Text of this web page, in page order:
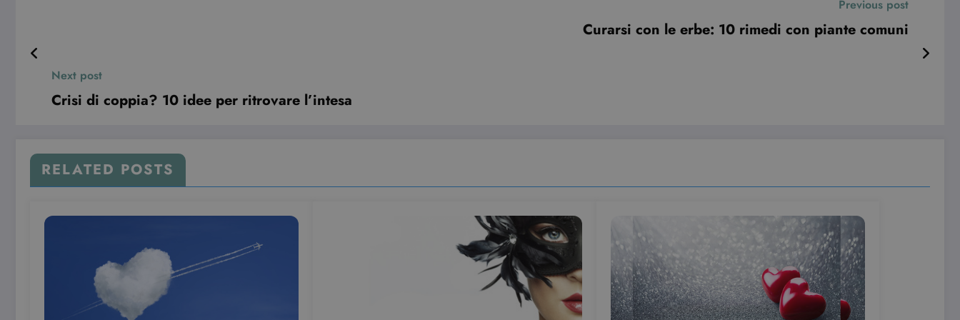
Previous post
Curarsi con le erbe: 10 rimedi con piante comuni
Next post
Crisi di coppia? 10 idee per ritrovare l’intesa
RELATED POSTS